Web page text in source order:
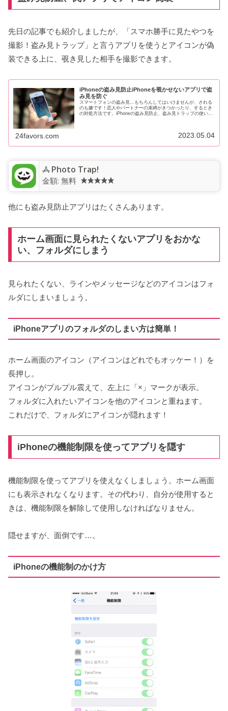
先日の記事でも紹介しましたが、「スマホ勝手に見たやつを
撮影！盗み見トラップ」と言うアプリを使うとアイコンが偽
装できる上に、覗き見した相手を撮影できます。
iPhoneの盗み見防止iPhoneを覗かせないアプリで盗
み見を防ぐ
スマートフォンの盗み見…もちろんしてはいけませんが、される
のも嫌です！恋人やパートナーの束縛がきつかったり、するとき
の対処方法です。iPhoneの盗み見防止、盗み見トラップの使い方
24favors.com 2023.05.04
Photo Trap!
金額: 無料
他にも盗み見防止アプリはたくさんあります。
ホーム画面に見られたくないアプリをおかな
い、フォルダにしまう
見られたくない、ラインやメッセージなどのアイコンはフォ
ルダにしまいましょう。
iPhoneアプリのフォルダのしまい方は簡単！
ホーム画面のアイコン（アイコンはどれでもオッケー！）を
長押し。
アイコンがプルプル震えて、左上に「×」マークが表示。
フォルダに入れたいアイコンを他のアイコンと重ねます。
これだけで、フォルダにアイコンが隠れます！
iPhoneの機能制限を使ってアプリを隠す
機能制限を使ってアプリを使えなくしましょう。ホーム画面
にも表示されなくなります。その代わり、自分が使用すると
きは、機能制限を解除して使用しなければなりません。
隠せますが、面倒です…。
iPhoneの機能制のかけ方